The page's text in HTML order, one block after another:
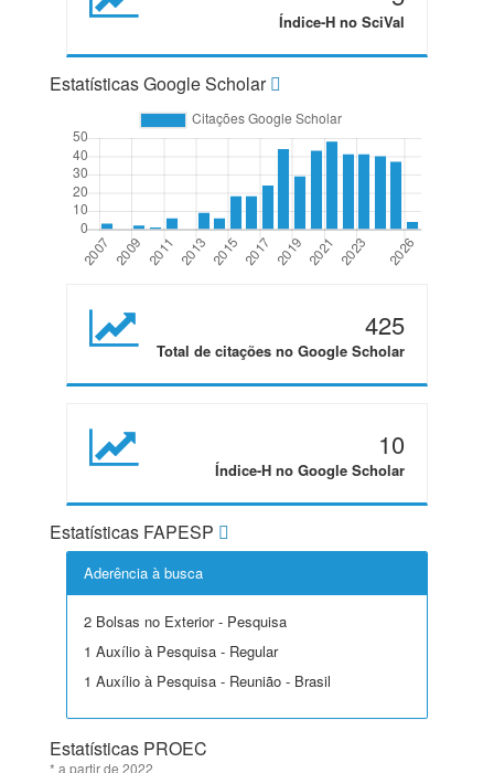
Índice-H no SciVal
Estatísticas Google Scholar
425
Total de citações no Google Scholar
10
Índice-H no Google Scholar
Estatísticas FAPESP
Aderência à busca
2 Bolsas no Exterior - Pesquisa
1 Auxílio à Pesquisa - Regular
1 Auxílio à Pesquisa - Reunião - Brasil
Estatísticas PROEC
* a partir de 2022